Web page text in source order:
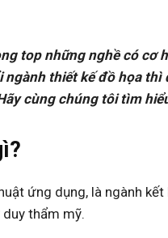
top những nghề có cơ
thiết kế đồ họa thì
cùng chúng tôi tìm
ứng dụng, là ngành
thẩm mỹ.